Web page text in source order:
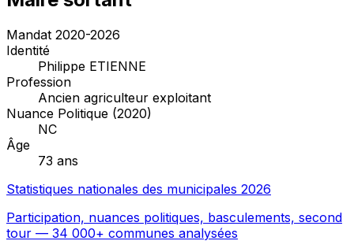
Mandat 2020-2026
Identité
Philippe ETIENNE
Profession
Ancien agriculteur exploitant
Nuance Politique (2020)
NC
Âge
73 ans
Statistiques nationales des municipales 2026
Participation, nuances politiques, basculements, second
tour — 34 000+ communes analysées